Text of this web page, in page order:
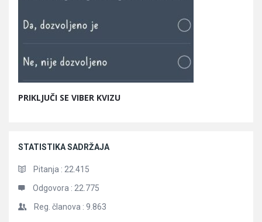
PRIKLJUČI SE VIBER KVIZU
STATISTIKA SADRŽAJA
Pitanja : 22.415
Odgovora : 22.775
Reg. članova : 9.863